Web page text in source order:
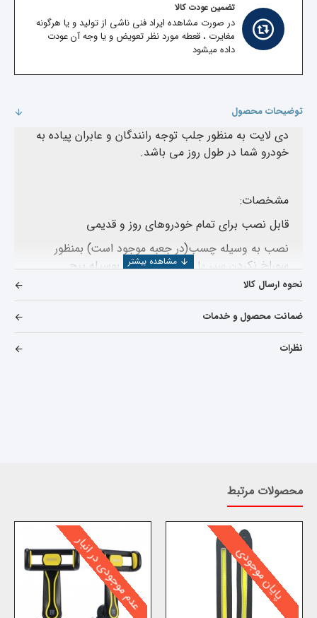
تضمین عودت کالا
در صورت مشاهده ایراد فنی ناشی از تولید و یا هرگونه
مغایرت ، قعطه مورد نظر تعویض و یا وجه آن عودت
داده میشود
توضیحات محصول
دی لایت به منظور جلب توجه رانندگان و عابران پیاده به
خودرو شما در طول روز می باشد.
مشخصات:
قابل نصب برای تمام خودروهای روز و قدیمی
نصب به وسیله چسب(در جعبه موجود است) بمنظور
سوراخ نکردن سپر یا محل نصب و یا بوسیله پیچ
ضد آب
انعطاف پذیری بسیار عالی
کیفیت بالا
مشخصات فنی:
طول : 245 میلیمتر - عرض : 30 میلیمتر - ضخامت : 7
میلیمتر - ولتاژ : 12 ولت - نوع LED : از نوع COB - تعداد
سلول COB : تعداد 76 - کلوین : 6000k - ضد آب : می
باشد
نحوه ارسال کالا
ضمانت محصول و خدمات
نظرات
محصولات مرتبط
پایان موجودی عدم موجودی در انبار